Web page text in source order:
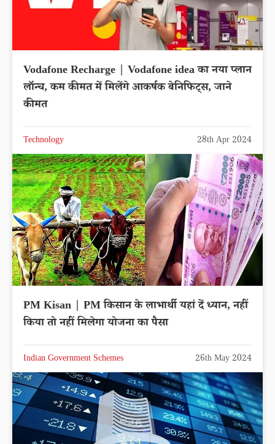
Vodafone Recharge | Vodafone idea का नया प्लान
लॉन्च, कम कीमत में मिलेंगे आकर्षक बेनिफिट्स, जाने
कीमत
Technology 28th Apr 2024
PM Kisan | PM किसान के लाभार्थी यहां दें ध्यान, नहीं
किया तो नहीं मिलेगा योजना का पैसा
Indian Government Schemes 26th May 2024